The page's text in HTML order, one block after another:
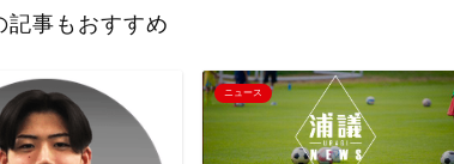
e
r
a
n
k
記事もおすすめ
ニュース